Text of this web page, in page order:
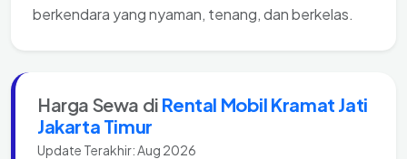
berkendara yang nyaman, tenang, dan berkelas.
Harga Sewa di Rental Mobil Kramat Jati
Jakarta Timur
Update Terakhir: Aug 2026